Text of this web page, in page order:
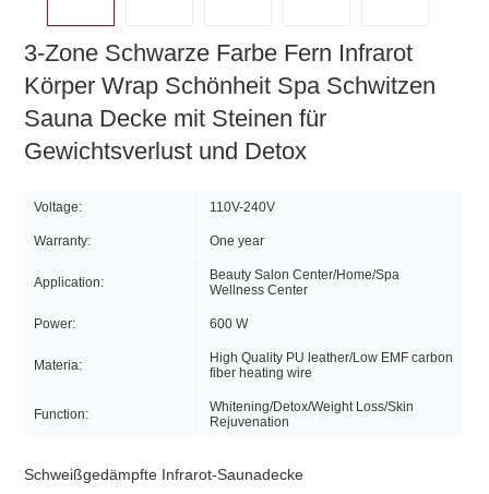
3-Zone Schwarze Farbe Fern Infrarot
Körper Wrap Schönheit Spa Schwitzen
Sauna Decke mit Steinen für
Gewichtsverlust und Detox
Voltage: 110V-240V
Warranty: One year
Application:
Beauty Salon Center/Home/Spa
Wellness Center
Power: 600 W
Materia:
High Quality PU leather/Low EMF carbon
fiber heating wire
Function:
Whitening/Detox/Weight Loss/Skin
Rejuvenation
Schweißgedämpfte Infrarot-Saunadecke